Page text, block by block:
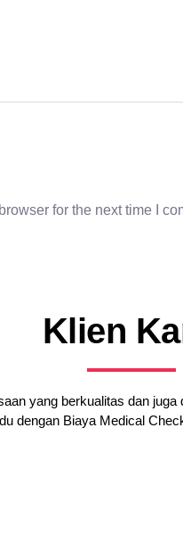
for the next time I
Klien
yang berkualitas dan
dengan Biaya Medical